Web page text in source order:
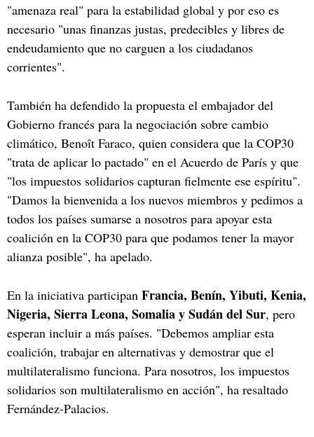
"amenaza real" para la estabilidad global y por eso es
necesario "unas finanzas justas, predecibles y libres de
endeudamiento que no carguen a los ciudadanos
corrientes".
También ha defendido la propuesta el embajador del
Gobierno francés para la negociación sobre cambio
climático, Benoît Faraco, quien considera que la COP30
"trata de aplicar lo pactado" en el Acuerdo de París y que
"los impuestos solidarios capturan fielmente ese espíritu".
"Damos la bienvenida a los nuevos miembros y pedimos a
todos los países sumarse a nosotros para apoyar esta
coalición en la COP30 para que podamos tener la mayor
alianza posible", ha apelado.
En la iniciativa participan Francia, Benín, Yibuti, Kenia,
Nigeria, Sierra Leona, Somalia y Sudán del Sur, pero
esperan incluir a más países. "Debemos ampliar esta
coalición, trabajar en alternativas y demostrar que el
multilateralismo funciona. Para nosotros, los impuestos
solidarios son multilateralismo en acción", ha resaltado
Fernández-Palacios.